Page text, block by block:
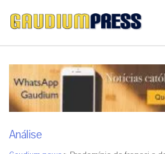
Análise